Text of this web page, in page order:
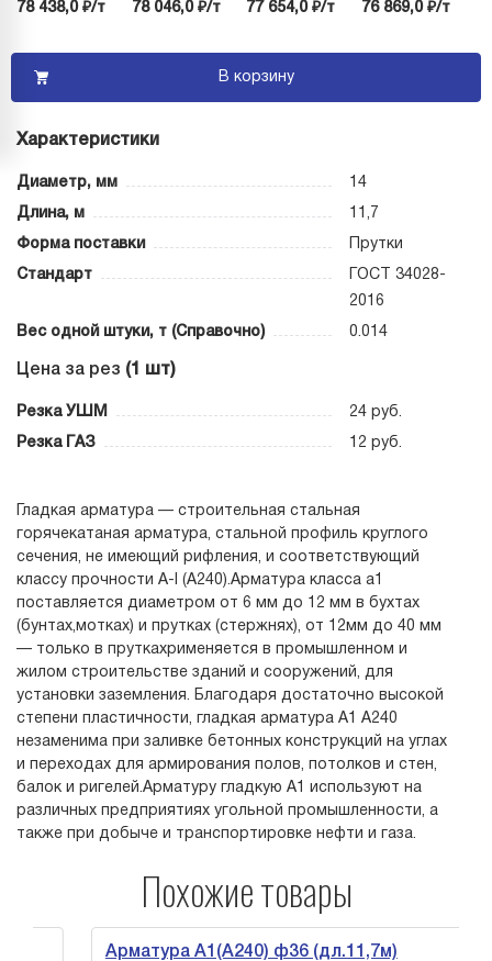
78 438,0 ₽/т 78 046,0 ₽/т 77 654,0 ₽/т 76 869,0 ₽/т
В корзину
Характеристики
Диаметр, мм 14
Длина, м 11,7
Форма поставки Прутки
Стандарт
ГОСТ 34028-
2016
Вес одной штуки, т (Справочно) 0.014
Цена за рез (1 шт)
Резка УШМ 24 руб.
Резка ГАЗ 12 руб.
Гладкая арматура — строительная стальная
горячекатаная арматура, стальной профиль круглого
сечения, не имеющий рифления, и соответствующий
классу прочности А-I (А240).Арматура класса а1
поставляется диаметром от 6 мм до 12 мм в бухтах
(бунтах,мотках) и прутках (стержнях), от 12мм до 40 мм
— только в пруткахрименяется в промышленном и
жилом строительстве зданий и сооружений, для
установки заземления. Благодаря достаточно высокой
степени пластичности, гладкая арматура А1 А240
незаменима при заливке бетонных конструкций на углах
и переходах для армирования полов, потолков и стен,
балок и ригелей.Арматуру гладкую А1 используют на
различных предприятиях угольной промышленности, а
также при добыче и транспортировке нефти и газа.
Похожие товары
Арматура А1(А240) ф36 (дл.11,7м)